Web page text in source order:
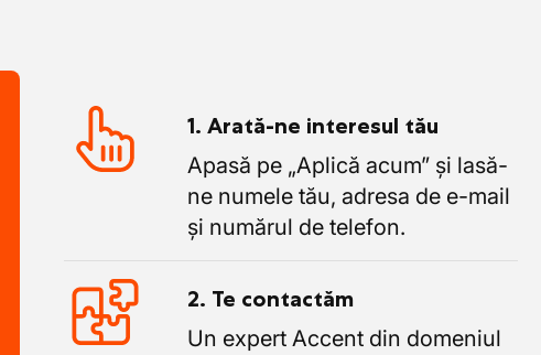
1. Arată-ne interesul tău
Apasă pe „Aplică acum” și lasă-
ne numele tău, adresa de e-mail
și numărul de telefon.
2. Te contactăm
Un expert Accent din domeniul